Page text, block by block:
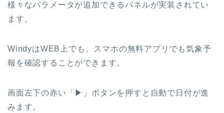
様々なパラメータが追加できるパネルが実装されてい
ます。
WindyはWEB上でも、スマホの無料アプリでも気象予
報を確認することができます。
画面左下の赤い「▶︎」ボタンを押すと自動で日付が進
みます。